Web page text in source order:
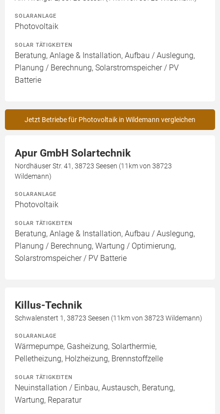
SOLARANLAGE
Photovoltaik
SOLAR TÄTIGKEITEN
Beratung, Anlage & Installation, Aufbau / Auslegung,
Planung / Berechnung, Solarstromspeicher / PV
Batterie
Jetzt Betriebe für Photovoltaik in Wildemann vergleichen
Apur GmbH Solartechnik
Nordhäuser Str. 41, 38723 Seesen (11km von 38723
Wildemann)
SOLARANLAGE
Photovoltaik
SOLAR TÄTIGKEITEN
Beratung, Anlage & Installation, Aufbau / Auslegung,
Planung / Berechnung, Wartung / Optimierung,
Solarstromspeicher / PV Batterie
Killus-Technik
Schwalenstert 1, 38723 Seesen (11km von 38723 Wildemann)
SOLARANLAGE
Wärmepumpe, Gasheizung, Solarthermie,
Pelletheizung, Holzheizung, Brennstoffzelle
SOLAR TÄTIGKEITEN
Neuinstallation / Einbau, Austausch, Beratung,
Wartung, Reparatur